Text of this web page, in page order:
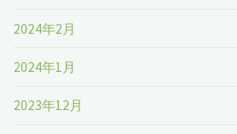
2024年2月
2024年1月
2023年12月